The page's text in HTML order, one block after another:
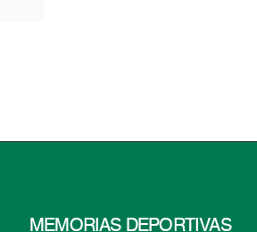
MEMORIAS DEPORTIVAS